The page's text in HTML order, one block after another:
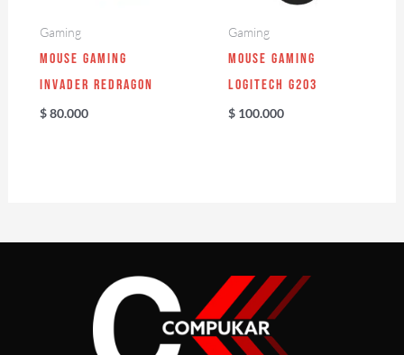
Gaming
Mouse Gaming
Invader Redragon
$80.000
Gaming
Mouse Gaming
Logitech G203
$ 100.000